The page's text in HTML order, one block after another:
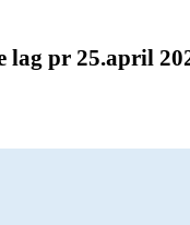
lag pr 25.april